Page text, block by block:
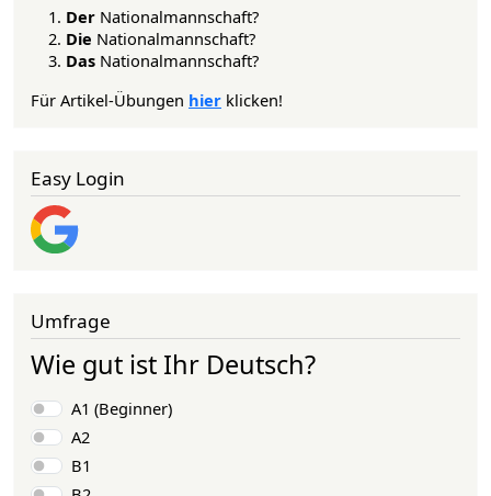
Der Nationalmannschaft?
Die Nationalmannschaft?
Das Nationalmannschaft?
Für Artikel-Übungen hier klicken!
Easy Login
Umfrage
Wie gut ist Ihr Deutsch?
ChoicesA1 (Beginner)
A2
B1